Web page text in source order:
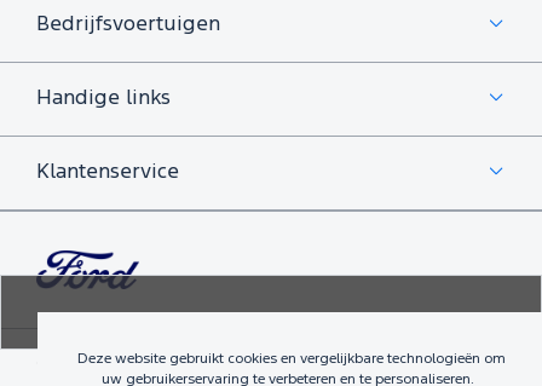
Bedrijfsvoertuigen
Handige links
Klantenservice
izmo Holdings UK Ltd 2010-2026 Algemene voorwaarden
Deze website gebruikt cookies en vergelijkbare technologieën om
uw gebruikerservaring te verbeteren en te personaliseren.